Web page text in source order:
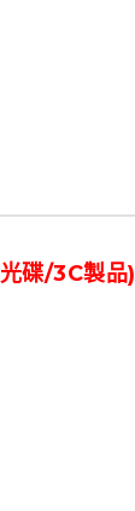
光碟/3C製品)